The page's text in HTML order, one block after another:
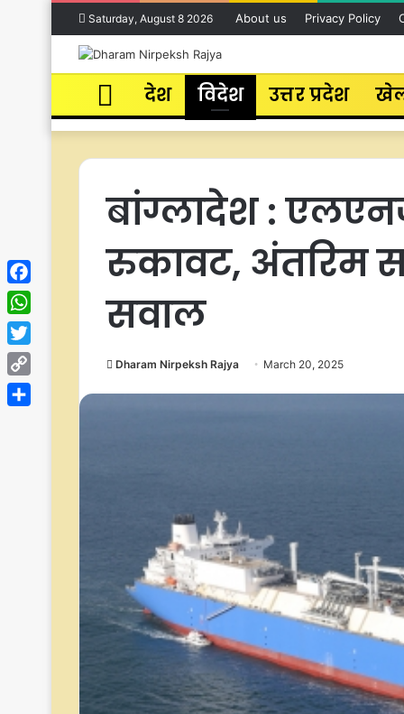
Saturday, August 8 2026 About us Privacy Policy
Home
देश विदेश उत्तर प्रदेश
बांग्लादेश :
रुकावट, अंतरिम
सवाल
Dharam Nirpeksh Rajya March 20, 2025
Facebook
WhatsApp
Twitter
Copy
Link